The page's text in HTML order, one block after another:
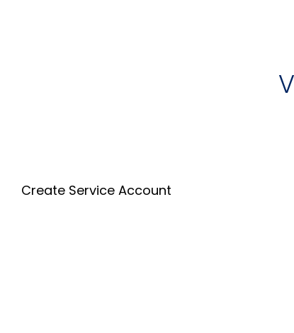
Create Service Account